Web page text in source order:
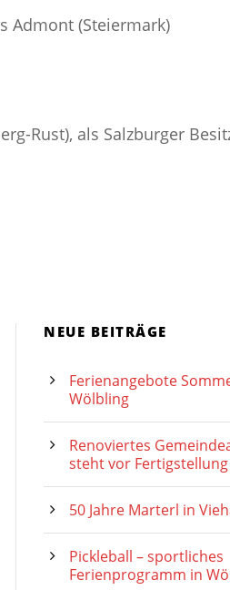
Admont (Steiermark)
Rust), als Salzburger
NEUE BEITRÄGE
Ferienangebote
Wölbling
Renoviertes
steht vor Fertigstellung
50 Jahre Marterl in
Pickleball – sportliches
Ferienprogramm in